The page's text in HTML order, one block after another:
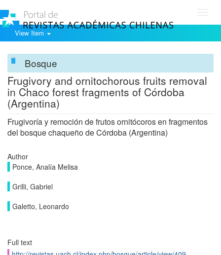
View Item
Bosque
Frugivory and ornitochorous fruits removal
in Chaco forest fragments of Córdoba
(Argentina)
Frugivoría y remoción de frutos ornitócoros en fragmentos
del bosque chaqueño de Córdoba (Argentina)
Author
Ponce, Analía Melisa
Grilli, Gabriel
Galetto, Leonardo
Full text